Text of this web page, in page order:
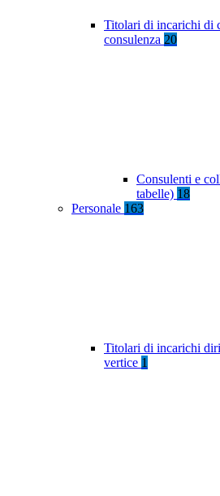
Titolari di incarichi di
consulenza 20
Consulenti e
tabelle) 18
Personale 163
Titolari di incarichi
vertice 1